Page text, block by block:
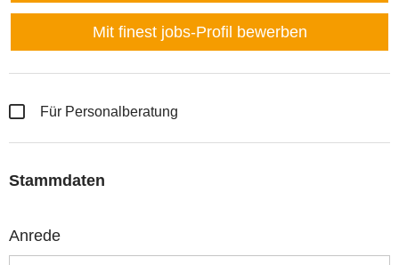
Mit finest jobs-Profil bewerben
Für Personalberatung
Stammdaten
Anrede